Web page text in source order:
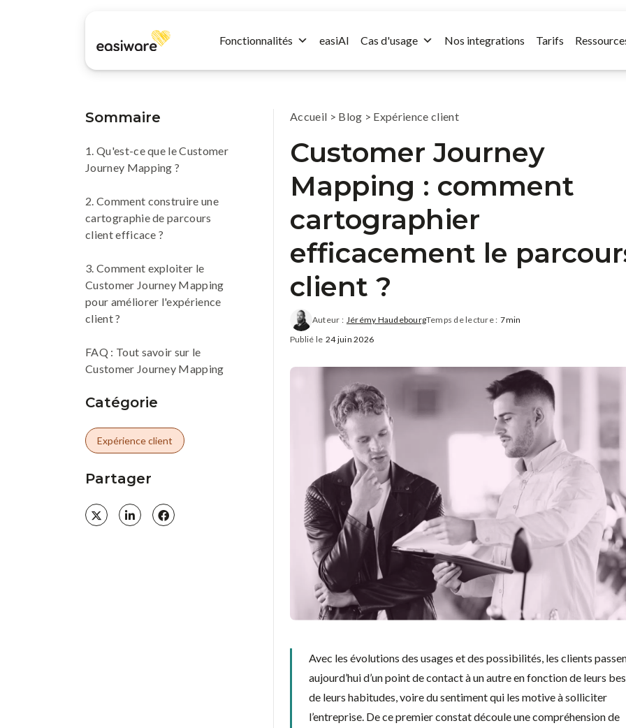
Fonctionnalités easiAI Cas d'usage Nos integrations Tarifs
Sommaire
1. Qu'est-ce que le Customer
Journey Mapping ?
2. Comment construire une
cartographie de parcours
client efficace ?
3. Comment exploiter le
Customer Journey Mapping
pour améliorer l'expérience
client ?
FAQ : Tout savoir sur le
Customer Journey Mapping
Catégorie
Expérience client
Partager
Accueil > Blog > Expérience client
Customer Journey
Mapping : comment
cartographier
efficacement le
client ?
Auteur : Jérémy HaudebourgTemps de lecture : 7min
Publié le 24 juin 2026
Avec les évolutions des usages et des possibilités, les clients
aujourd’hui d’un point de contact à un autre en fonction de leurs
de leurs habitudes, voire du sentiment qui les motive à solliciter
l’entreprise. De ce premier constat découle une compréhension de